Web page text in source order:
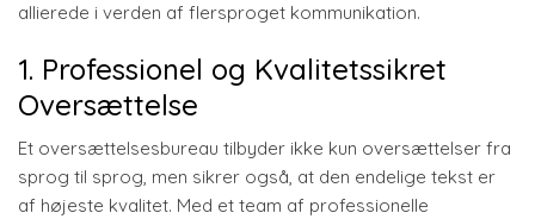
allierede i verden af flersproget kommunikation.
1. Professionel og Kvalitetssikret
Oversættelse
Et oversættelsesbureau tilbyder ikke kun oversættelser fra
sprog til sprog, men sikrer også, at den endelige tekst er
af højeste kvalitet. Med et team af professionelle